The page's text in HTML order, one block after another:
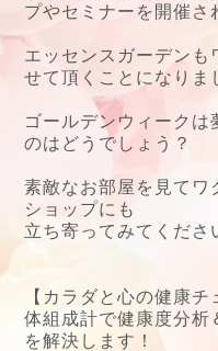
プやセミナーを開催さ
エッセンスガーデンも
せて頂くことになりま
ゴールデンウィーク
のはどうでしょう？
素敵なお部屋を見てワ
ショップにも
立ち寄ってみてくださ
【カラダと心の健康チ
体組成計で健康度分析
を解決します！